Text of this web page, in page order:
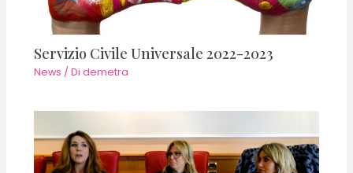
Servizio Civile Universale 2022-2023
News / Di demetra